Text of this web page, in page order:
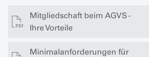
Mitgliedschaft beim AGVS -
Ihre Vorteile
Minimalanforderungen für